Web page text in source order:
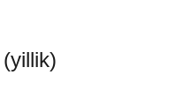
(yillik)